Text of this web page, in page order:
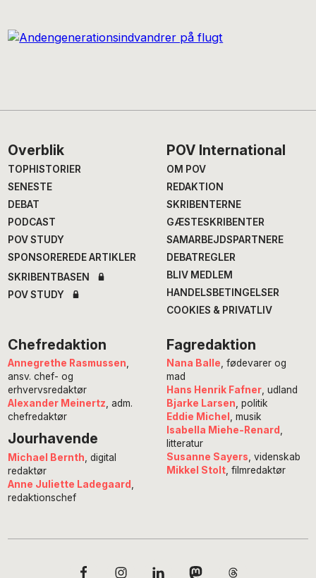
Footer
Overblik
TOPHISTORIER
SENESTE
DEBAT
PODCAST
POV STUDY
SPONSOREREDE ARTIKLER
SKRIBENTBASEN
POV STUDY
POV International
OM POV
REDAKTION
SKRIBENTERNE
GÆSTESKRIBENTER
SAMARBEJDSPARTNERE
DEBATREGLER
BLIV MEDLEM
HANDELSBETINGELSER
COOKIES & PRIVATLIV
Chefredaktion
Annegrethe Rasmussen,
ansv. chef- og
erhvervsredaktør
Alexander Meinertz, adm.
chefredaktør
Jourhavende
Michael Bernth , digital
redaktør
Anne Juliette Ladegaard
redaktionschef
Fagredaktion
Nana Balle, fødevarer og
mad
Hans Henrik Fafner, udland
Bjarke Larsen, politik
Eddie Michel , musik
Isabella Miehe-Renard ,
litteratur
Susanne Sayers, videnskab
Mikkel Stolt, filmredaktør